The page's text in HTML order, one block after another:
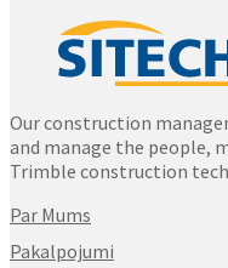
Our construction
and manage the people,
Trimble construction
Par Mums
Pakalpojumi